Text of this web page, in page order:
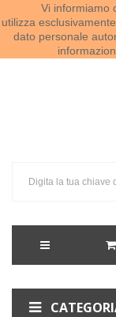
Vi informiamo
utilizza
dato personale